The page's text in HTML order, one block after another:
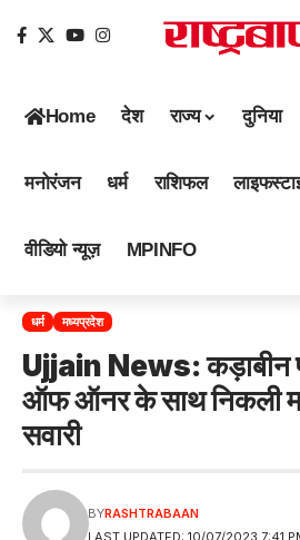
Home देश राज्य दुनिया
मनोरंजन धर्म राशिफल
वीडियो न्यूज़ MPINFO
धर्म मध्यप्रदेश
Ujjain News: कड़ाबीन
ऑफ ऑनर के साथ निकली
सवारी
LAST UPDATED: 10/07/2023 7:41
BYRASHTRABAAN